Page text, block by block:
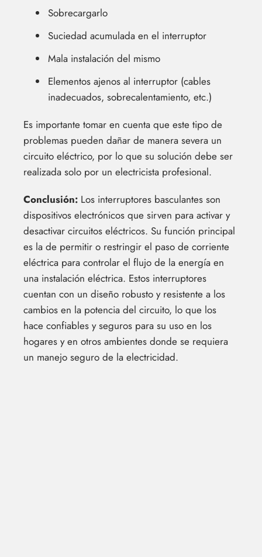
Sobrecargarlo
Suciedad acumulada en el interruptor
Mala instalación del mismo
Elementos ajenos al interruptor (cables
inadecuados, sobrecalentamiento, etc.)
Es importante tomar en cuenta que este tipo de
problemas pueden dañar de manera severa un
circuito eléctrico, por lo que su solución debe ser
realizada solo por un electricista profesional.
Conclusión: Los interruptores basculantes son
dispositivos electrónicos que sirven para activar y
desactivar circuitos eléctricos. Su función principal
es la de permitir o restringir el paso de corriente
eléctrica para controlar el flujo de la energía en
una instalación eléctrica. Estos interruptores
cuentan con un diseño robusto y resistente a los
cambios en la potencia del circuito, lo que los
hace confiables y seguros para su uso en los
hogares y en otros ambientes donde se requiera
un manejo seguro de la electricidad.